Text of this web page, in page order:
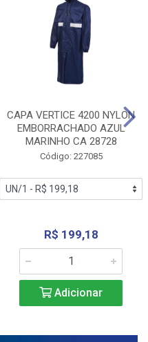
CAPA VERTICE 4200 NYLON
EMBORRACHADO AZUL
MARINHO CA 28728
Código: 227085
R$ 199,18
Adicionar